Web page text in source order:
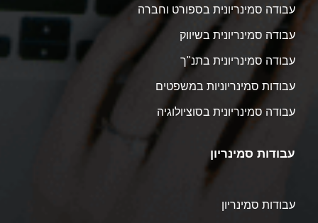
עבודה סמינריונית בספורט וחברה
עבודה סמינריונית בשיווק
עבודה סמינריונית בתנ"ך
עבודות סמינריוניות במשפטים
עבודה סמינריונית בסוציולוגיה
עבודות סמינריון
עבודות סמינריון